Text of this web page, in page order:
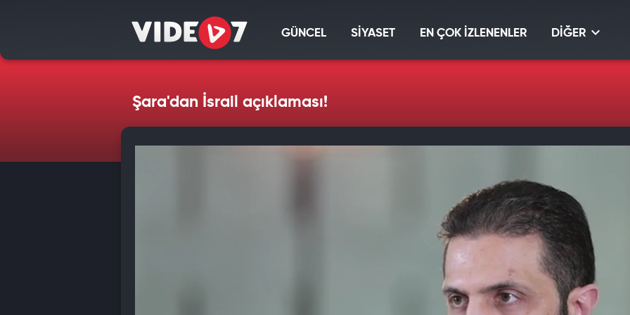
GÜNCEL SİYASET EN ÇOK İZLENENLER DİĞER
Şara'dan İsrail açıklaması!